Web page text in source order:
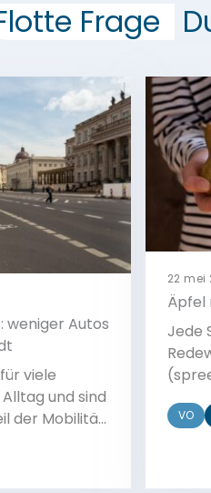
Frage
weniger Autos
viele
und sind
der Mobilität.
Verkehr
22 mei
Äpfel
Jede
eine
VO